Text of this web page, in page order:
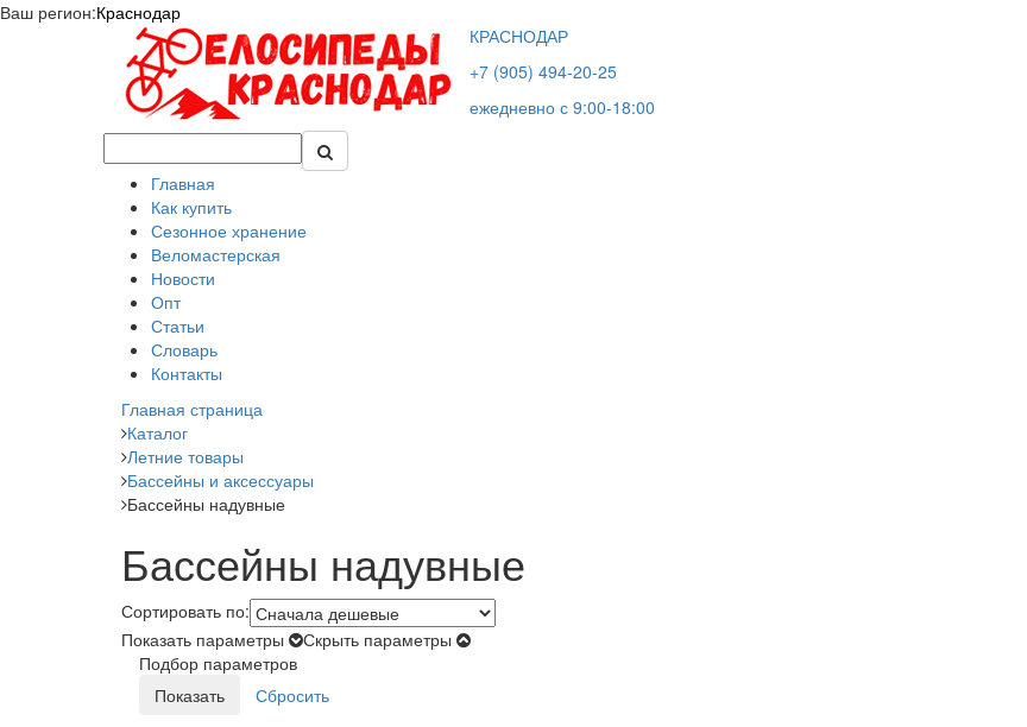
Ваш регион:Краснодар
КРАСНОДАР
+7 (905) 494-20-25
ежедневно с 9:00-18:00
Главная
Как купить
Сезонное хранение
Веломастерская
Новости
Опт
Статьи
Словарь
Контакты
Главная страница
Каталог
Летние товары
Бассейны и аксессуары
Бассейны надувные
Бассейны надувные
Сортировать по:
Показать параметры
Скрыть параметры
Подбор параметров